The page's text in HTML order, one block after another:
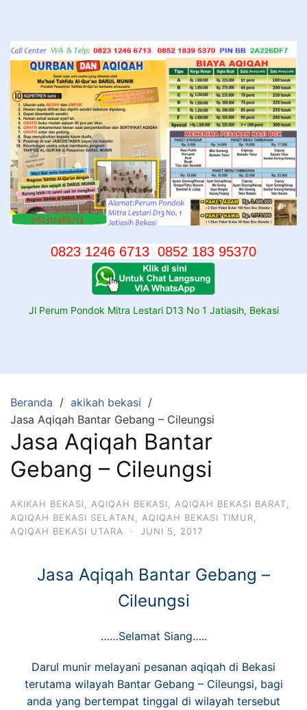
konten
0823 1246 6713 0852 183 95370
Jl Perum Pondok Mitra Lestari D13 No 1 Jatiasih, Bekasi
Beranda
akikah bekasi
Jasa Aqiqah Bantar Gebang – Cileungsi
Jasa Aqiqah Bantar
Gebang – Cileungsi
AKIKAH BEKASI AQIQAH BEKASI AQIQAH BEKASI BARAT
AQIQAH BEKASI SELATAN
AQIQAH BEKASI TIMUR
AQIQAH BEKASI UTARA
· JUNI 5, 2017
Jasa Aqiqah Bantar Gebang –
Cileungsi
……Selamat Siang…..
Darul munir melayani pesanan aqiqah di Bekasi
terutama wilayah Bantar Gebang – Cileungsi, bagi
anda yang bertempat tinggal di wilayah tersebut